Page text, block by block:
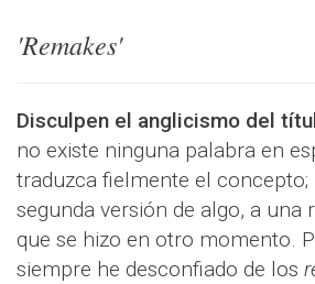
'Remakes'
Disculpen el anglicismo del
no existe ninguna palabra en
traduzca fielmente el
segunda versión de algo, a una
que se hizo en otro momento.
siempre he desconfiado de los